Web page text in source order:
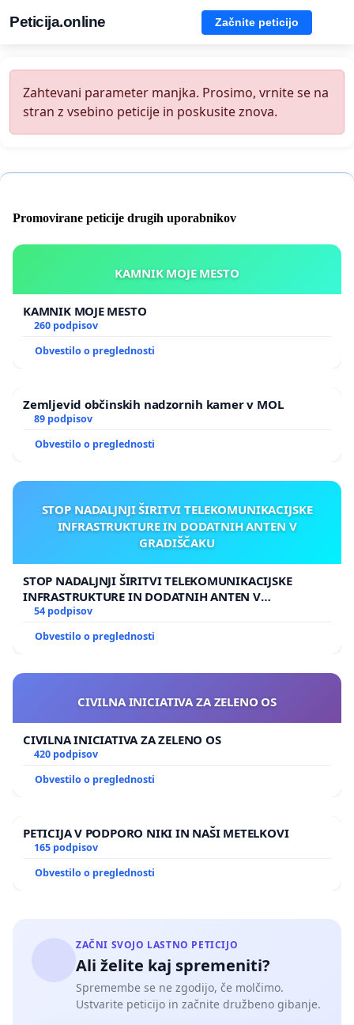
Peticija.online Začnite peticijo
Zahtevani parameter manjka. Prosimo, vrnite se na
stran z vsebino peticije in poskusite znova.
Promovirane peticije drugih uporabnikov
KAMNIK MOJE MESTO
KAMNIK MOJE MESTO
260 podpisov
Obvestilo o preglednosti
Zemljevid občinskih nadzornih kamer v MOL
89 podpisov
Obvestilo o preglednosti
STOP NADALJNJI ŠIRITVI TELEKOMUNIKACIJSKE
INFRASTRUKTURE IN DODATNIH ANTEN V
GRADIŠČAKU
STOP NADALJNJI ŠIRITVI TELEKOMUNIKACIJSKE
INFRASTRUKTURE IN DODATNIH ANTEN V
GRADIŠČAKU
54 podpisov
Obvestilo o preglednosti
CIVILNA INICIATIVA ZA ZELENO OS
CIVILNA INICIATIVA ZA ZELENO OS
420 podpisov
Obvestilo o preglednosti
PETICIJA V PODPORO NIKI IN NAŠI METELKOVI
165 podpisov
Obvestilo o preglednosti
ZAČNI SVOJO LASTNO PETICIJO
Ali želite kaj spremeniti?
Spremembe se ne zgodijo, če molčimo.
Ustvarite peticijo in začnite družbeno gibanje.